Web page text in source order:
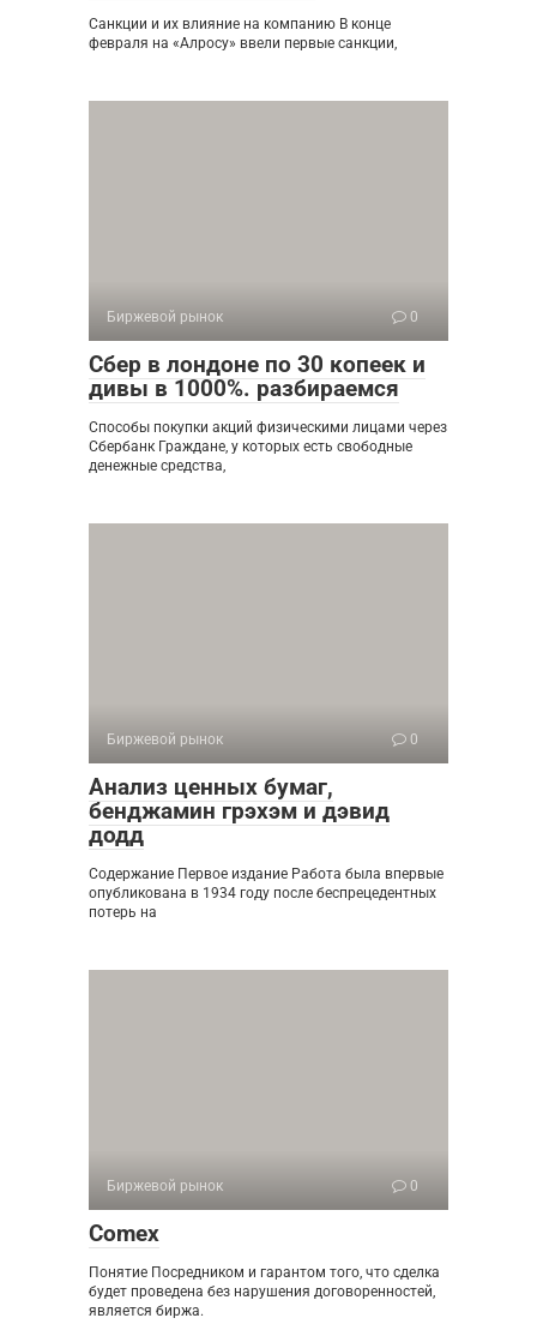
Санкции и их влияние на компанию В конце
февраля на «Алросу» ввели первые санкции,
Биржевой рынок 0
Сбер в лондоне по 30 копеек и
дивы в 1000%. разбираемся
Способы покупки акций физическими лицами через
Сбербанк Граждане, у которых есть свободные
денежные средства,
Биржевой рынок 0
Анализ ценных бумаг,
бенджамин грэхэм и дэвид
додд
Содержание Первое издание Работа была впервые
опубликована в 1934 году после беспрецедентных
потерь на
Биржевой рынок 0
Comex
Понятие Посредником и гарантом того, что сделка
будет проведена без нарушения договоренностей,
является биржа.